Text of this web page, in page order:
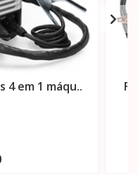
4 em 1 máqu..